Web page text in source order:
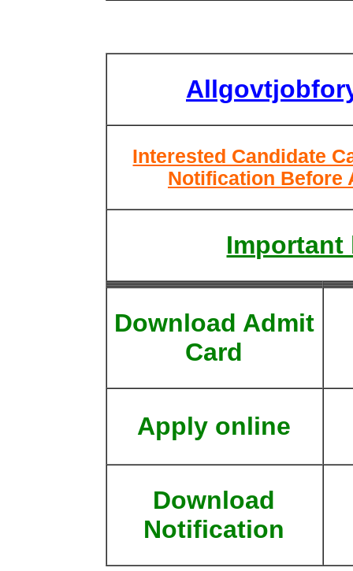
Interested Candidate
Notification Before
Important
Download Admit
Card
Apply online
Download
Notification